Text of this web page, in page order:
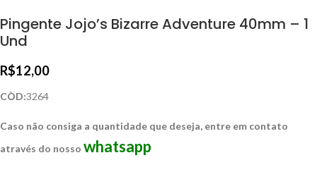
Pingente Jojo’s Bizarre Adventure 40mm – 1
Und
R$12,00
CÒD:3264
Caso não consiga a quantidade que deseja, entre em contato
através do nosso whatsapp